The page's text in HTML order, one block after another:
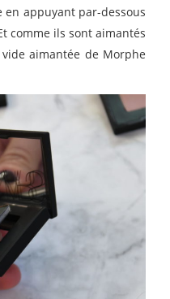
en appuyant par-dessous
comme ils sont aimantés
aimantée de Morphe